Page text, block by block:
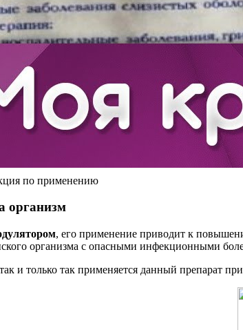
по применению
организм
, его применение приводит к
организма с опасными инфекционными
и только так применяется данный препарат